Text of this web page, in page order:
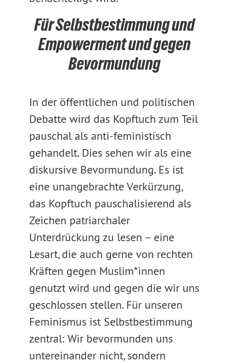
Für Selbstbestimmung und
Empowerment und gegen
Bevormundung
In der öffentlichen und politischen
Debatte wird das Kopftuch zum Teil
pauschal als anti-feministisch
gehandelt. Dies sehen wir als eine
diskursive Bevormundung. Es ist
eine unangebrachte Verkürzung,
das Kopftuch pauschalisierend als
Zeichen patriarchaler
Unterdrückung zu lesen – eine
Lesart, die auch gerne von rechten
Kräften gegen Muslim*innen
genutzt wird und gegen die wir uns
geschlossen stellen. Für unseren
Feminismus ist Selbstbestimmung
zentral: Wir bevormunden uns
untereinander nicht, sondern